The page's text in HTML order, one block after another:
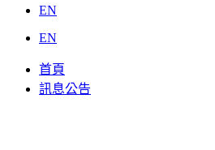
EN
EN
首頁
訊息公告